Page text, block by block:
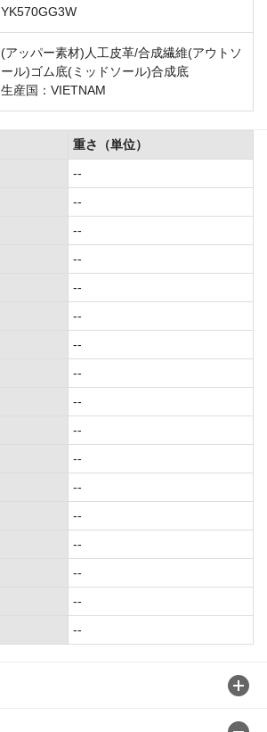
YK570GG3W
(アッパー素材)人工皮革/合成繊維(アウトソ
ール)ゴム底(ミッドソール)合成底
生産国：VIETNAM
重さ（単位）
--
--
--
--
--
--
--
--
--
--
--
--
--
--
--
--
--